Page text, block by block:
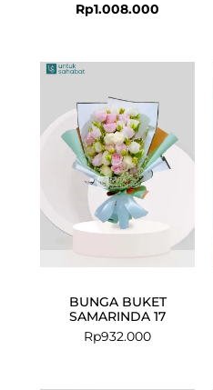
Rp1.008.000
BUNGA BUKET
SAMARINDA 17
Rp932.000